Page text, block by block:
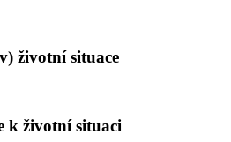
životní situace
k životní situaci